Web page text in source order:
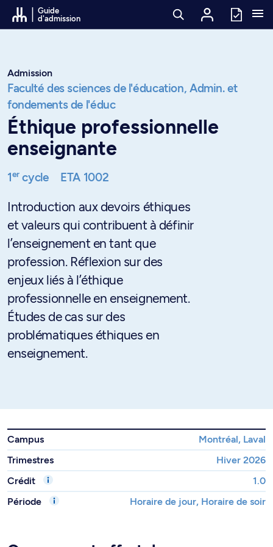
Passer au contenu
Guide
d'admission
Admission
Faculté des sciences de l'éducation, Admin. et
fondements de l'éduc
Éthique professionnelle
enseignante
1ercycle ETA 1002
Introduction aux devoirs éthiques
et valeurs qui contribuent à définir
l’enseignement en tant que
profession. Réflexion sur des
enjeux liés à l’éthique
professionnelle en enseignement.
Études de cas sur des
problématiques éthiques en
enseignement.
Campus
Montréal, Laval
Trimestres
Hiver 2026
Crédit
1.0
Période
Horaire de jour, Horaire de soir